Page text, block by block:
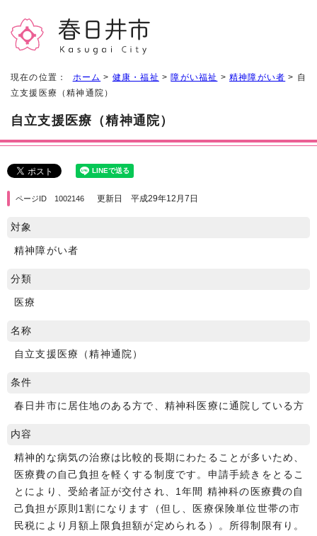
現在の位置： ホーム > 健康・福祉 >障がい福祉 >精神障がい者 > 自
立支援医療（精神通院）
自立支援医療（精神通院）
ページID 1002146 更新日 平成29年12月7日
対象
精神障がい者
分類
医療
名称
自立支援医療（精神通院）
条件
春日井市に居住地のある方で、精神科医療に通院している方
内容
精神的な病気の治療は比較的長期にわたることが多いため、
医療費の自己負担を軽くする制度です。申請手続きをとるこ
とにより、受給者証が交付され、1年間 精神科の医療費の自
己負担が原則1割になります（但し、医療保険単位世帯の市
民税により月額上限負担額が定められる）。所得制限有り。